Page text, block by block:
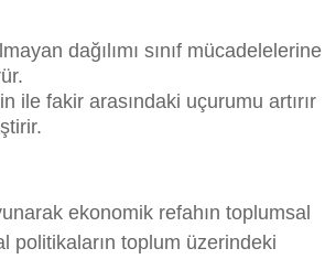
dağılımı sınıf mücadelelerine
ile fakir arasındaki uçurumu artırır
ekonomik refahın toplumsal
politikaların toplum üzerindeki